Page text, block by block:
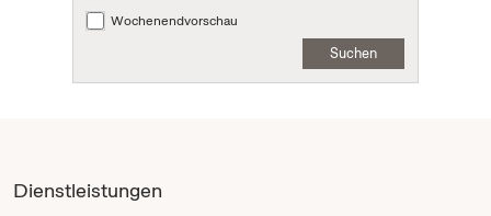
Wochenendvorschau
Suchen
Dienstleistungen